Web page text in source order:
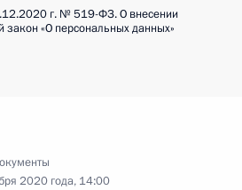
г. № 519-ФЗ. О внесении
«О персональных данных»
2020 года, 14:00